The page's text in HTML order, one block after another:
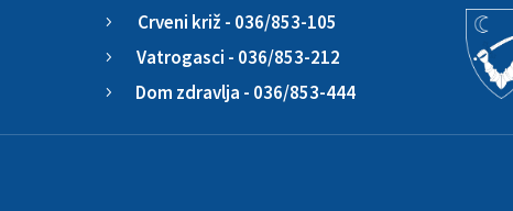
5 Crveni križ - 036/853-105
5 Vatrogasci - 036/853-212
5 Dom zdravlja - 036/853-444